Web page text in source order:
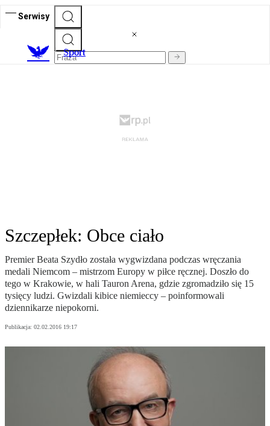
Serwisy
Sport
Szczepłek: Obce ciało
Premier Beata Szydło została wygwizdana podczas wręczania
medali Niemcom – mistrzom Europy w piłce ręcznej. Doszło do
tego w Krakowie, w hali Tauron Arena, gdzie zgromadziło się 15
tysięcy ludzi. Gwizdali kibice niemieccy – poinformowali
dziennikarze niepokorni.
Publikacja: 02.02.2016 19:17